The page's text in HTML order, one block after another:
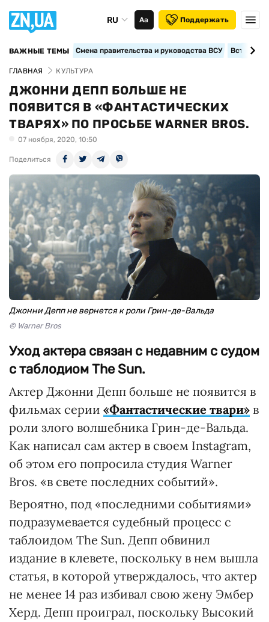
RU Аа Поддержать
ВАЖНЫЕ ТЕМЫ Смена правительства и руководства ВСУ
ГЛАВНАЯ КУЛЬТУРА
ДЖОННИ ДЕПП БОЛЬШЕ НЕ
ПОЯВИТСЯ В «ФАНТАСТИЧЕСКИХ
ТВАРЯХ» ПО ПРОСЬБЕ WARNER BROS.
07 ноября, 2020, 10:50
Поделиться
Джонни Депп не вернется к роли Грин-де-Вальда
© Warner Bros
Уход актера связан с недавним с судом
с таблодиом The Sun.
Актер Джонни Депп больше не появится в
фильмах серии «Фантастические твари» в
роли злого волшебника Грин-де-Вальда.
Как написал сам актер в своем Instagram,
об этом его попросила студия Warner
Bros. «в свете последних событий».
Вероятно, под «последними событиями»
подразумевается судебный процесс с
таблоидом The Sun. Депп обвинил
издание в клевете, поскольку в нем вышла
статья, в которой утверждалось, что актер
не менее 14 раз избивал свою жену Эмбер
Херд. Депп проиграл, поскольку Высокий